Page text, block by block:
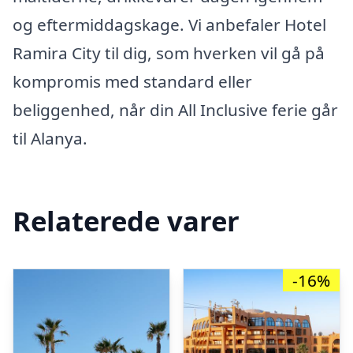
og eftermiddagskage. Vi anbefaler Hotel
Ramira City til dig, som hverken vil gå på
kompromis med standard eller
beliggenhed, når din All Inclusive ferie går
til Alanya.
Relaterede varer
-16%